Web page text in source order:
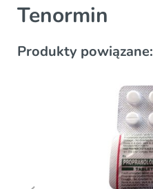
Tenormin
Produkty powiązane: